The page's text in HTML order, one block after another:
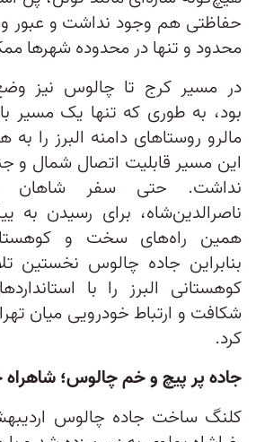
حفاظتی هم وجود نداشت و عبور
محدود و تنها در محدوده شهرها
در مسیر کرج تا چالوس نیز
بود، به‌ طوری‌ که تنها یک مسیر
مالرو روستاهای دامنه البرز را
این مسیر قابلیت اتصال شمال و
نداشت. حتی سفر شاهان
ناصرالدین‌شاه، برای رسیدن به
همین راه‌های سخت و
بنابراین جاده چالوس نخستین
کوهستانی البرز را با
شکافت و ارتباط خودرویی میان
کرد.
جاده پر پیچ و خم چالوس؛ شاهراه